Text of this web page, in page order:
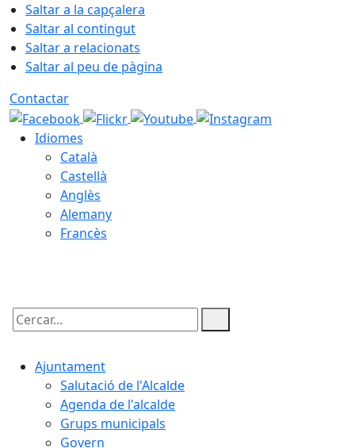
Saltar a la capçalera
Saltar al contingut
Saltar a relacionats
Saltar al peu de pàgina
Contactar
Idiomes
Català
Castellà
Anglès
Alemany
Francès
Cercar:
Ajuntament
Salutació de l'Alcalde
Agenda de l'alcalde
Grups municipals
Govern